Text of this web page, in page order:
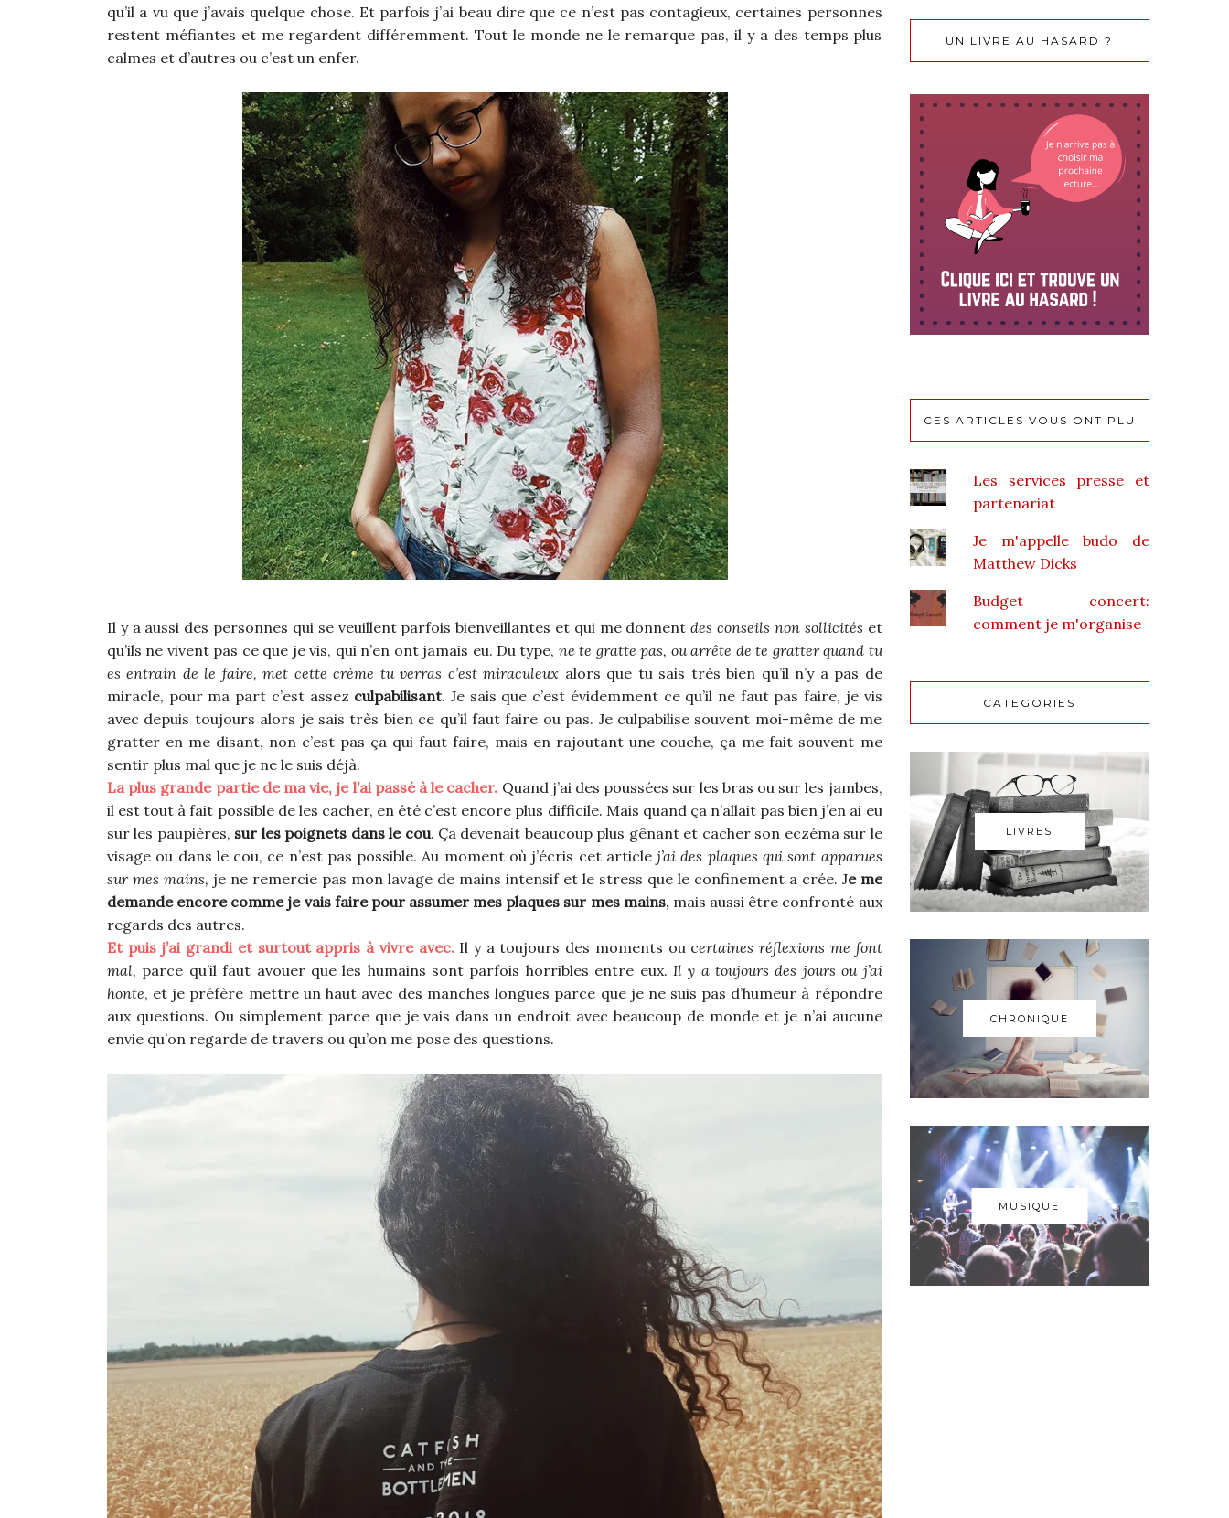
qu’il a vu que j’avais quelque chose. Et parfois j’ai beau dire que ce n’est pas contagieux, certaines personnes
restent méfiantes et me regardent différemment. Tout le monde ne le remarque pas, il y a des temps plus
calmes et d’autres ou c’est un enfer.
Il y a aussi des personnes qui se veuillent parfois bienveillantes et qui me donnentdes conseils non sollicités et
qu’ils ne vivent pas ce que je vis, qui n’en ont jamais eu. Du type, ne te gratte pas, ou arrête de te gratter quand tu
es entrain de le faire, met cette crème tu verras c’est miraculeux alors que tu sais très bien qu’il n’y a pas de
miracle, pour ma part c’est assez culpabilisant. Je sais que c’est évidemment ce qu’il ne faut pas faire, je vis
avec depuis toujours alors je sais très bien ce qu’il faut faire ou pas. Je culpabilise souvent moi-même de me
gratter en me disant, non c’est pas ça qui faut faire, mais en rajoutant une couche, ça me fait souvent me
sentir plus mal que je ne le suis déjà.
La plus grande partie de ma vie, je l’ai passé à le cacher. Quand j’ai des poussées sur les bras ou sur les jambes,
il est tout à fait possible de les cacher, en été c’est encore plus difficile. Mais quand ça n’allait pas bien j’en ai eu
sur les paupières, sur les poignets dans le cou. Ça devenait beaucoup plus gênant et cacher son eczéma sur le
visage ou dans le cou, ce n’est pas possible. Au moment où j’écris cet articlej’ai des plaques qui sont apparues
sur mes mains, je ne remercie pas mon lavage de mains intensif et le stress que le confinement a crée. Je me
demande encore comme je vais faire pour assumer mes plaques sur mes mains,mais aussi être confronté aux
regards des autres.
Et puis j’ai grandi et surtout appris à vivre avec.Il y a toujours des moments ou certaines réflexions me font
mal, parce qu’il faut avouer que les humains sont parfois horribles entre eux. Il y a toujours des jours ou j’ai
honte, et je préfère mettre un haut avec des manches longues parce que je ne suis pas d’humeur à répondre
aux questions. Ou simplement parce que je vais dans un endroit avec beaucoup de monde et je n’ai aucune
envie qu’on regarde de travers ou qu’on me pose des questions.
UN LIVRE AU HASARD ?
CES ARTICLES VOUS ONT PLU
Les services presse et
partenariat
Je m'appelle budo de
Matthew Dicks
Budget concert:
comment je m'organise
CATEGORIES
LIVRES
CHRONIQUE
MUSIQUE